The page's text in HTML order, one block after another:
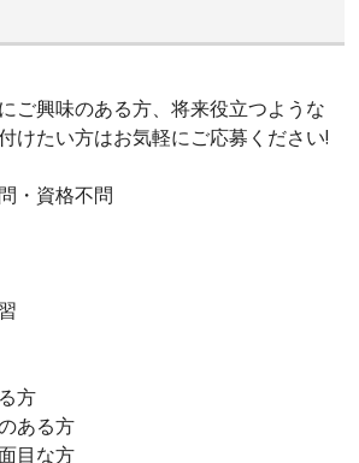
ご興味のある方、将来役立つような
けたい方はお気軽にご応募ください!
・資格不問
方
ある方
目な方